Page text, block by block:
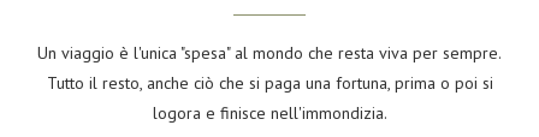
Un viaggio è l'unica "spesa" al mondo che resta viva per sempre.
Tutto il resto, anche ciò che si paga una fortuna, prima o poi si
logora e finisce nell'immondizia.